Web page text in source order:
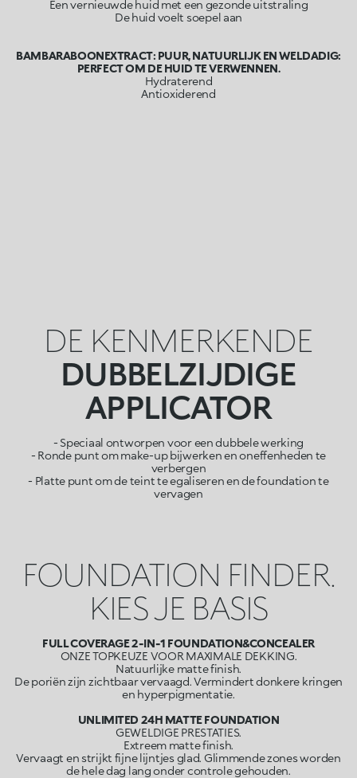
Een vernieuwde huid met een gezonde uitstraling
De huid voelt soepel aan
BAMBARABOONEXTRACT: PUUR, NATUURLIJK EN WELDADIG:
PERFECT OM DE HUID TE VERWENNEN.
Hydraterend
Antioxiderend
DE KENMERKENDE
DUBBELZIJDIGE
APPLICATOR
- Speciaal ontworpen voor een dubbele werking
- Ronde punt om make-up bijwerken en oneffenheden te
verbergen
- Platte punt om de teint te egaliseren en de foundation te
vervagen
FOUNDATION FINDER.
KIES JE BASIS
FULL COVERAGE 2-IN-1 FOUNDATION&CONCEALER
ONZE TOPKEUZE VOOR MAXIMALE DEKKING.
Natuurlijke matte finish.
De poriën zijn zichtbaar vervaagd. Vermindert donkere kringen
en hyperpigmentatie.
UNLIMITED 24H MATTE FOUNDATION
GEWELDIGE PRESTATIES.
Extreem matte finish.
Vervaagt en strijkt fijne lijntjes glad. Glimmende zones worden
de hele dag lang onder controle gehouden.